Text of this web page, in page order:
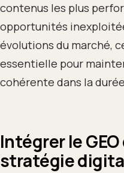
contenus les plus
opportunités
évolutions du marché,
essentielle pour
cohérente dans la
Intégrer le
stratégie